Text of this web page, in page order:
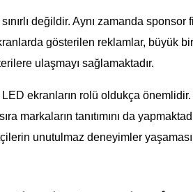
değildir. Aynı zamanda sponsor
gösterilen reklamlar, büyük bir
ulaşmayı sağlamaktadır.
ekranların rolü oldukça önemlidir.
markaların tanıtımını da
unutulmaz deneyimler